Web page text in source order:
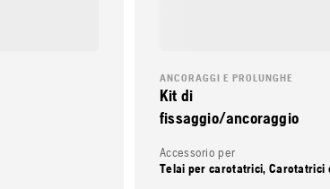
ANCORAGGI E PROLUNGHE
Kit di
fissaggio/ancoraggio
Accessorio per